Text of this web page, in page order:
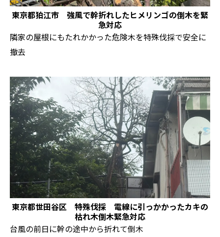
東京都狛江市 強風で幹折れしたヒメリンゴの倒木を緊
急対応
隣家の屋根にもたれかかった危険木を特殊伐採で安全に
撤去
東京都世田谷区 特殊伐採 電線に引っかかったカキの
枯れ木倒木緊急対応
台風の前日に幹の途中から折れて倒木